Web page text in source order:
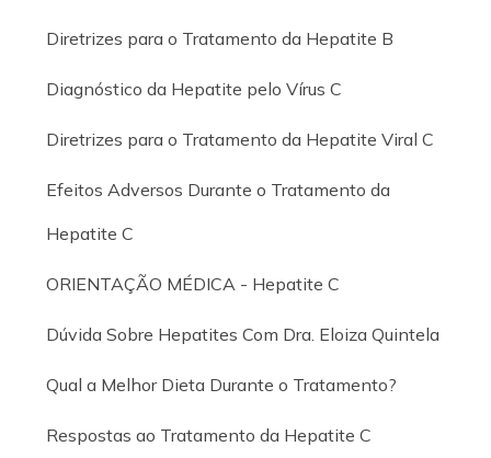
Diretrizes para o Tratamento da Hepatite B
Diagnóstico da Hepatite pelo Vírus C
Diretrizes para o Tratamento da Hepatite Viral C
Efeitos Adversos Durante o Tratamento da
Hepatite C
ORIENTAÇÃO MÉDICA - Hepatite C
Dúvida Sobre Hepatites Com Dra. Eloiza Quintela
Qual a Melhor Dieta Durante o Tratamento?
Respostas ao Tratamento da Hepatite C